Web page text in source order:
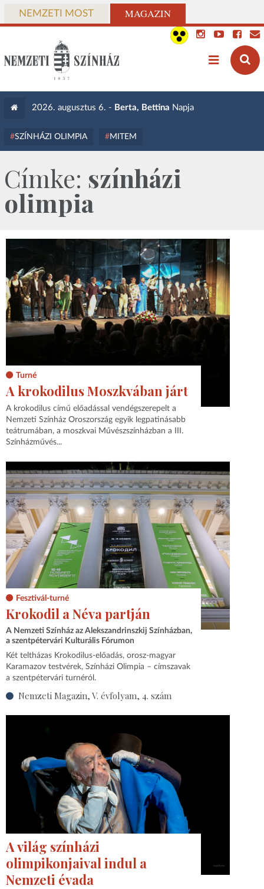
NEMZETI MOST MAGAZIN
2026. augusztus 6. - Berta, Bettina Napja
SZÍNHÁZI OLIMPIA MITEM
Címke: színházi
olimpia
Turné
A krokodilus Moszkvában járt
A krokodilus című előadással vendégszerepelt a
Nemzeti Színház Oroszország egyik legpatinásabb
teátrumában, a moszkvai Művészszínházban a III.
Színházművés...
Fesztivál-turné
Krokodil a Néva partján
A Nemzeti Színház az Alekszandrinszkij Színházban,
a szentpétervári Kulturális Fórumon
Két teltházas Krokodilus-előadás, orosz-magyar
Karamazov testvérek, Színházi Olimpia – címszavak
a szentpétervári turnéról.
Nemzeti Magazin, V. évfolyam, 4. szám
A világ színházi
olimpikonjaival indul a
Nemzeti évada